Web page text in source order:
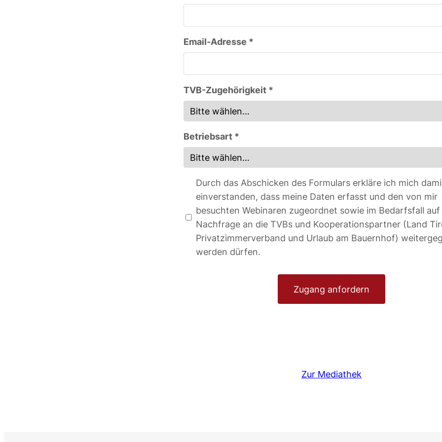
Email-Adresse *
TVB-Zugehörigkeit *
Betriebsart *
Durch das Abschicken des Formulars erkläre ich mich
einverstanden, dass meine Daten erfasst und den von mir
besuchten Webinaren zugeordnet sowie im Bedarfsfall auf
Nachfrage an die TVBs und Kooperationspartner (Land
Privatzimmerverband und Urlaub am Bauernhof)
werden dürfen.
Zugang anfordern
Zur Mediathek